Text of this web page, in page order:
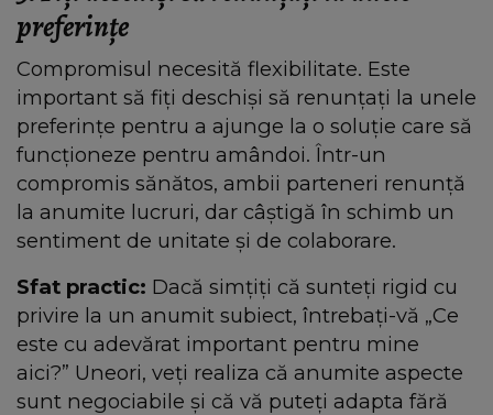
preferințe
Compromisul necesită flexibilitate. Este
important să fiți deschiși să renunțați la unele
preferințe pentru a ajunge la o soluție care să
funcționeze pentru amândoi. Într-un
compromis sănătos, ambii parteneri renunță
la anumite lucruri, dar câștigă în schimb un
sentiment de unitate și de colaborare.
Sfat practic: Dacă simțiți că sunteți rigid cu
privire la un anumit subiect, întrebați-vă „Ce
este cu adevărat important pentru mine
aici?” Uneori, veți realiza că anumite aspecte
sunt negociabile și că vă puteți adapta fără